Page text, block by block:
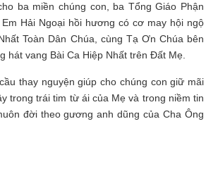
ba miền chúng con, ba Tổng Giáo Phận
Hải Ngoại hồi hương có cơ may hội ngộ
Toàn Dân Chúa, cùng Tạ Ơn Chúa bên
hát vang Bài Ca Hiệp Nhất trên Đất Mẹ.
thay nguyện giúp cho chúng con giữ mãi
trong trái tim từ ái của Mẹ và trong niềm tin
đời theo gương anh dũng của Cha Ông